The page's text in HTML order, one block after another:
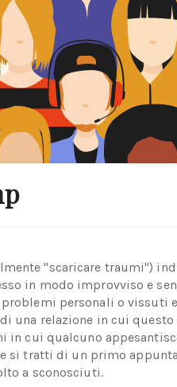
"scaricare traumi")
in modo improvviso e
problemi personali o vissuti
una relazione in cui questo
in cui qualcuno
si tratti di un primo
a sconosciuti.